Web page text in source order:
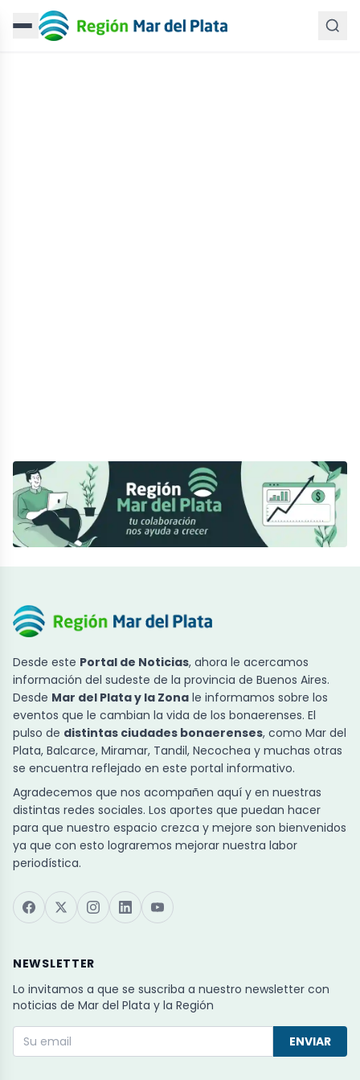
Desde este Portal de Noticias, ahora le acercamos
información del sudeste de la provincia de Buenos Aires.
Desde Mar del Plata y la Zona le informamos sobre los
eventos que le cambian la vida de los bonaerenses. El
pulso de distintas ciudades bonaerenses, como Mar del
Plata, Balcarce, Miramar, Tandil, Necochea y muchas otras
se encuentra reflejado en este portal informativo.
Agradecemos que nos acompañen aquí y en nuestras
distintas redes sociales. Los aportes que puedan hacer
para que nuestro espacio crezca y mejore son bienvenidos
ya que con esto lograremos mejorar nuestra labor
periodística.
NEWSLETTER
Lo invitamos a que se suscriba a nuestro newsletter con
noticias de Mar del Plata y la Región
ENVIAR